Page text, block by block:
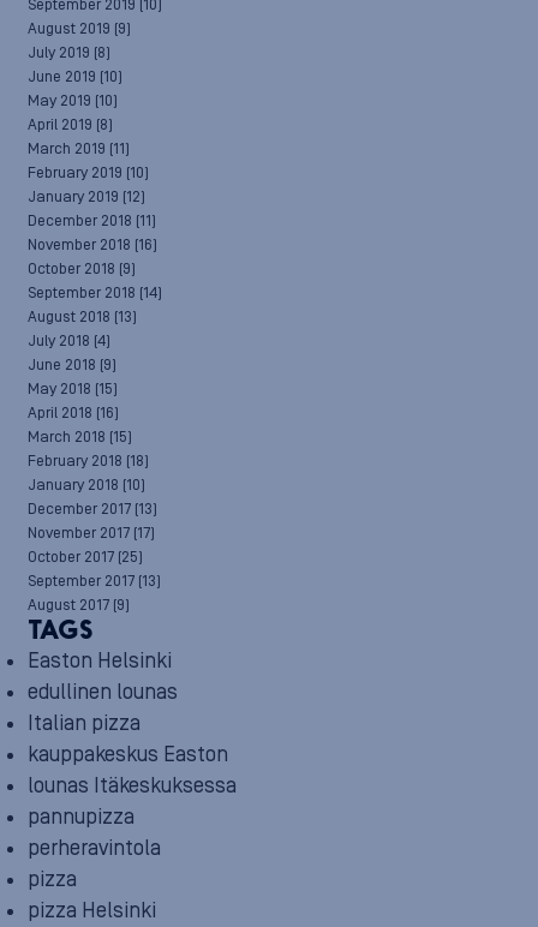
September 2019 (10)
August 2019 (9)
July 2019 (8)
June 2019 (10)
May 2019 (10)
April 2019 (8)
March 2019 (11)
February 2019 (10)
January 2019 (12)
December 2018 (11)
November 2018 (16)
October 2018 (9)
September 2018 (14)
August 2018 (13)
July 2018 (4)
June 2018 (9)
May 2018 (15)
April 2018 (16)
March 2018 (15)
February 2018 (18)
January 2018 (10)
December 2017 (13)
November 2017 (17)
October 2017 (25)
September 2017 (13)
August 2017 (9)
TAGS
Easton Helsinki
edullinen lounas
Italian pizza
kauppakeskus Easton
lounas Itäkeskuksessa
pannupizza
perheravintola
pizza
pizza Helsinki